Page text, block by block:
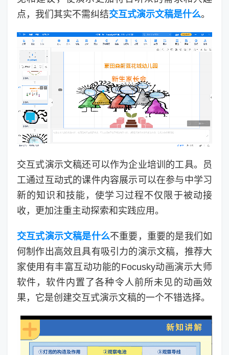
点，我们其实不需纠结交互式演示文稿是什么。
交互式演示文稿还可以作为企业培训的工具。员
工通过互动式的课件内容展示可以在参与中学习
新的知识和技能，使学习过程不仅限于被动接
收，更加注重主动探索和实践应用。
交互式演示文稿是什么不重要，重要的是我们如
何制作出高效且具有吸引力的演示文稿，推荐大
家使用有丰富互动功能的Focusky动画演示大师
软件，软件内置了各种令人前所未见的动画效
果，它是创建交互式演示文稿的一个不错选择。